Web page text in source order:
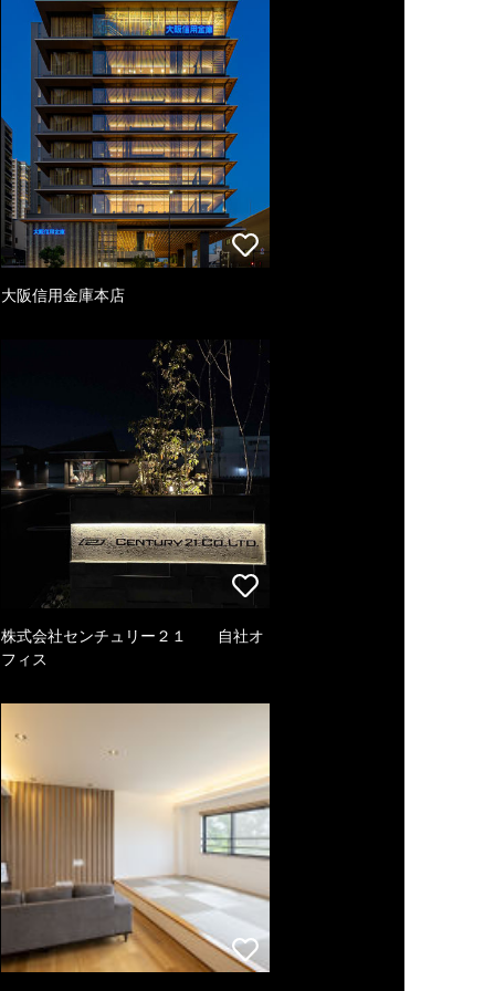
大阪信用金庫本店
株式会社センチュリー２１ 自社オ
フィス